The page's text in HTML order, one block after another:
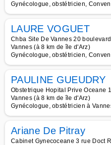
Gynécologue, obstétricien,
LAURE VOGUET
Chba Site De Vannes 20
Vannes (à 8 km de île d'Arz)
Gynécologue, obstétricien,
PAULINE GUEUDRY
Obstetrique Hopital Prive Oceane
Vannes (à 8 km de île d'Arz)
Gynécologue, obstétricien à
Ariane De Pitray
Cabinet Gynecoceane 3 rue Doct